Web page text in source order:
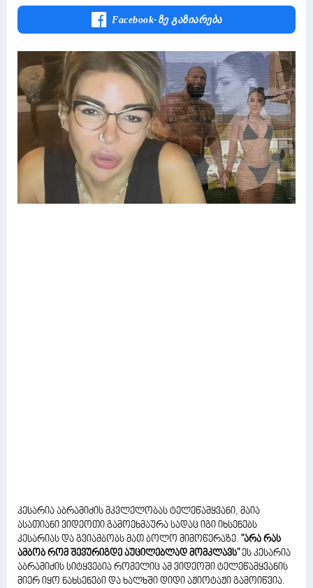
Facebook-Ზე Გაზიარება
კესარია აბრამიძის მკვლელობას ტელეწამყვანი, მაია
ასათიანი ვიდეოთი გამოეხმაურა სადაც იგი იხსენებს
კესარიას და გვიამბობს მათ ბოლო მიმოწერაზე. "არა რას
ამბობ რომ შევურიგდე აუცილებლად მომკლავს"ეს კესარია
აბრამიძის სიტყვებია რომელიც ამ ვიდეოში ტელეწამყვანის
მიერ იყო ნახსენები და ხალხში დიდი აჟიოტაჟი გამოიწვია.